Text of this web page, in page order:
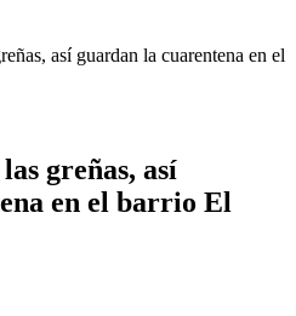
así guardan la cuarentena en el
greñas, así
en el barrio El